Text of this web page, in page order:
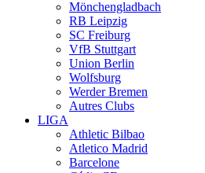
Mönchengladbach
RB Leipzig
SC Freiburg
VfB Stuttgart
Union Berlin
Wolfsburg
Werder Bremen
Autres Clubs
LIGA
Athletic Bilbao
Atletico Madrid
Barcelone